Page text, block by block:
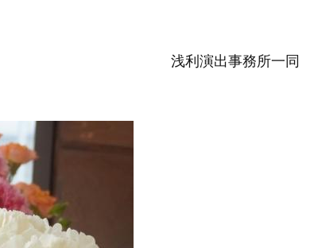
浅利演出事務所一同